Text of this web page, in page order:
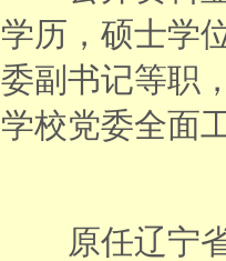
学历，硕士学
委副书记等职
学校党委全面
原任辽宁省